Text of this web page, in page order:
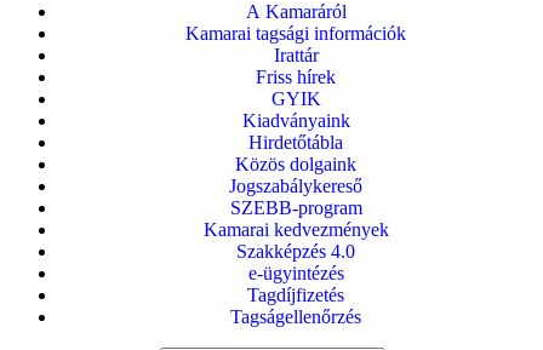
A Kamaráról
Kamarai tagsági információk
Irattár
Friss hírek
GYIK
Kiadványaink
Hirdetőtábla
Közös dolgaink
Jogszabálykereső
SZEBB-program
Kamarai kedvezmények
Szakképzés 4.0
e-ügyintézés
Tagdíjfizetés
Tagságellenőrzés